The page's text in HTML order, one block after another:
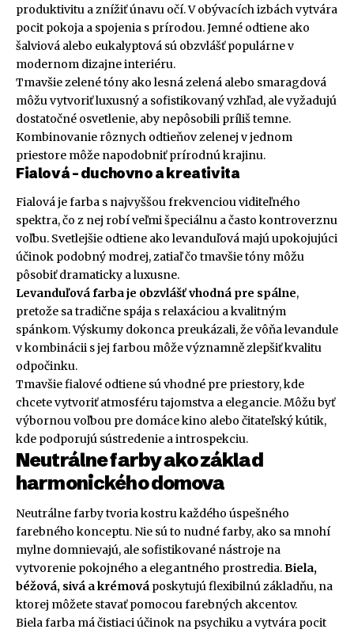
produktivitu a znížiť únavu očí. V obývacích izbách vytvára
pocit pokoja a spojenia s prírodou. Jemné odtiene ako
šalviová alebo eukalyptová sú obzvlášť populárne v
modernom dizajne interiéru.
Tmavšie zelené tóny ako lesná zelená alebo smaragdová
môžu vytvoriť luxusný a sofistikovaný vzhľad, ale vyžadujú
dostatočné osvetlenie, aby nepôsobili príliš temne.
Kombinovanie rôznych odtieňov zelenej v jednom
priestore môže napodobniť prírodnú krajinu.
Fialová – duchovno a kreativita
Fialová je farba s najvyššou frekvenciou viditeľného
spektra, čo z nej robí veľmi špeciálnu a často kontroverznu
voľbu. Svetlejšie odtiene ako levanduľová majú upokojujúci
účinok podobný modrej, zatiaľ čo tmavšie tóny môžu
pôsobiť dramaticky a luxusne.
Levanduľová farba je obzvlášť vhodná pre spálne,
pretože sa tradične spája s relaxáciou a kvalitným
spánkom. Výskumy dokonca preukázali, že vôňa levandule
v kombinácii s jej farbou môže významně zlepšiť kvalitu
odpočinku.
Tmavšie fialové odtiene sú vhodné pre priestory, kde
chcete vytvoriť atmosféru tajomstva a elegancie. Môžu byť
výbornou voľbou pre domáce kino alebo čitateľský kútik,
kde podporujú sústredenie a introspekciu.
Neutrálne farby ako základ
harmonického domova
Neutrálne farby tvoria kostru každého úspešného
farebného konceptu. Nie sú to nudné farby, ako sa mnohí
mylne domnievajú, ale sofistikované nástroje na
vytvorenie pokojného a elegantného prostredia.Biela,
béžová, sivá a krémová poskytujú flexibilnú základňu, na
ktorej môžete stavať pomocou farebných akcentov.
Biela farba má čistiaci účinok na psychiku a vytvára pocit